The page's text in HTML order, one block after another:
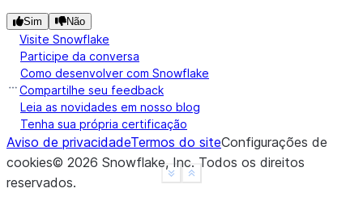
Show less
See more
Sim Não
Visite Snowflake
Participe da conversa
Como desenvolver com Snowflake
Compartilhe seu feedback
Leia as novidades em nosso blog
Tenha sua própria certificação
Aviso de privacidadeTermos do siteConfigurações de
cookies© 2026 Snowflake, Inc. Todos os direitos
reservados.